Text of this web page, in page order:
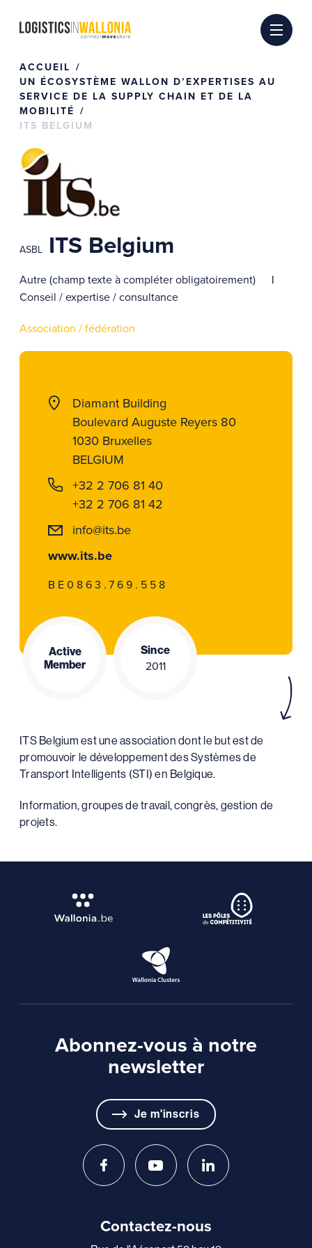
ACCUEIL
UN ÉCOSYSTÈME WALLON D’EXPERTISES AU
SERVICE DE LA SUPPLY CHAIN ET DE LA
MOBILITÉ
ITS BELGIUM
ASBL ITS Belgium
Autre (champ texte à compléter obligatoirement)
Conseil / expertise / consultance
Association / fédération
Diamant Building
Boulevard Auguste Reyers 80
1030 Bruxelles
BELGIUM
+32 2 706 81 40
+32 2 706 81 42
info@its.be
www.its.be
BE0863.769.558
Active
Member
Since
2011
ITS Belgium est une association dont le but est de
promouvoir le développement des Systèmes de
Transport Intelligents (STI) en Belgique.
Information, groupes de travail, congrès, gestion de
projets.
Abonnez-vous à notre
newsletter
Je m'inscris
Contactez-nous